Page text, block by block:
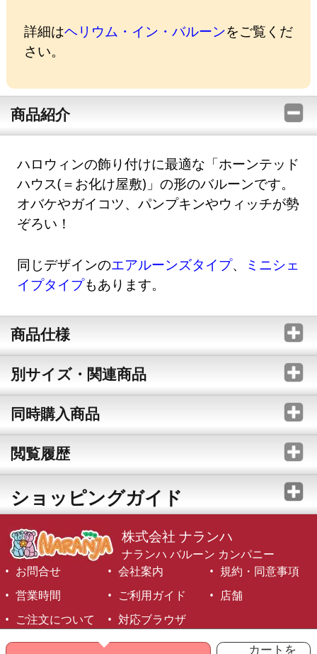
カートを
詳細はヘリウム・イン・バルーンをご覧くだ
さい。
商品紹介
ハロウィンの飾り付けに最適な「ホーンテッド
ハウス(＝お化け屋敷)」の形のバルーンです。
オバケやガイコツ、パンプキンやウィッチが勢
ぞろい！
同じデザインのエアルーンズタイプ、
ミニシェ
イプタイプもあります。
商品仕様
別サイズ・関連商品
同時購入商品
閲覧履歴
ショッピングガイド
株式会社 ナランハ
ナランハ バルーン カンパニー
お問合せ
会社案内
規約・同意事項
営業時間
ご利用ガイド
店舗
ご注文について
対応ブラウザ
©1999-2026 NARANJA Inc. All Rights Reserved.